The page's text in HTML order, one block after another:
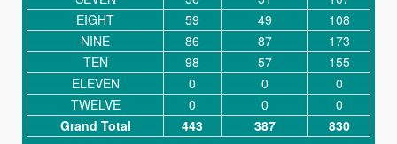
EIGHT
59 49
108
NINE
86 87
173
TEN
98 57
155
ELEVEN
0 0
0
TWELVE
0 0
0
Grand Total
443 387 830